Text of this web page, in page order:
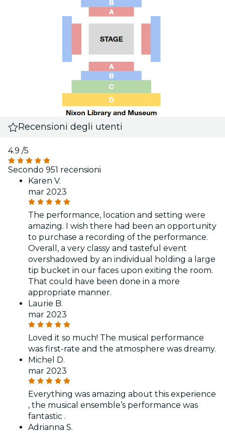
Recensioni degli utenti
4.9 /5
Secondo 951 recensioni
Karen V.
mar 2023
The performance, location and setting were
amazing. I wish there had been an opportunity
to purchase a recording of the performance.
Overall, a very classy and tasteful event
overshadowed by an individual holding a large
tip bucket in our faces upon exiting the room.
That could have been done in a more
appropriate manner.
Laurie B.
mar 2023
Loved it so much! The musical performance
was first-rate and the atmosphere was dreamy.
Michel D.
mar 2023
Everything was amazing about this experience
, the musical ensemble’s performance was
fantastic .
Adrianna S.